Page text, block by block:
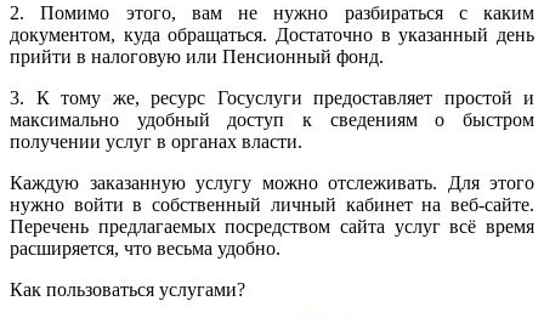
2. Помимо этого, вам не нужно разбираться с каким
документом, куда обращаться. Достаточно в указанный день
прийти в налоговую или Пенсионный фонд.
3. К тому же, ресурс Госуслуги предоставляет простой и
максимально удобный доступ к сведениям о быстром
получении услуг в органах власти.
Каждую заказанную услугу можно отслеживать. Для этого
нужно войти в собственный личный кабинет на веб-сайте.
Перечень предлагаемых посредством сайта услуг всё время
расширяется, что весьма удобно.
Как пользоваться услугами?